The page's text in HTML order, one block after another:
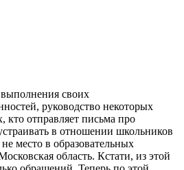
своих
руководство некоторых
кто отправляет письма про
в отношении школьников
место в образовательных
область. Кстати, из этой